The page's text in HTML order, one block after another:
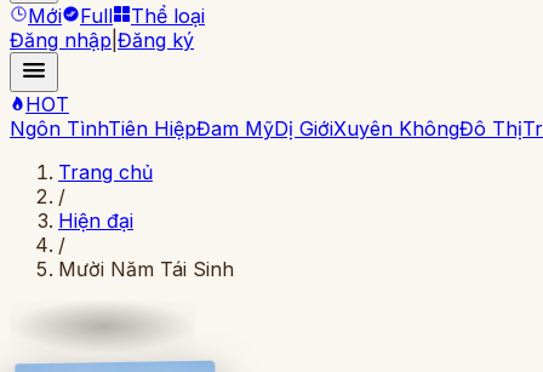
Mới Full
Thể loại
Đăng nhập Đăng ký
HOT
Ngôn TìnhTiên HiệpĐam MỹDị GiớiXuyên KhôngĐô Thị
Trang chủ
/
Hiện đại
/
Mười Năm Tái Sinh